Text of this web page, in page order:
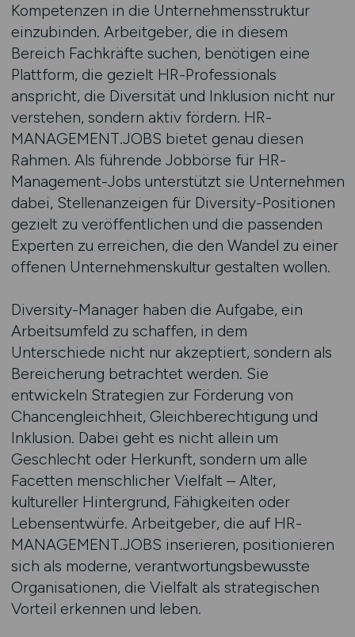
Kompetenzen in die Unternehmensstruktur
einzubinden. Arbeitgeber, die in diesem
Bereich Fachkräfte suchen, benötigen eine
Plattform, die gezielt HR-Professionals
anspricht, die Diversität und Inklusion nicht nur
verstehen, sondern aktiv fördern. HR-
MANAGEMENT.JOBS bietet genau diesen
Rahmen. Als führende Jobbörse für HR-
Management-Jobs unterstützt sie Unternehmen
dabei, Stellenanzeigen für Diversity-Positionen
gezielt zu veröffentlichen und die passenden
Experten zu erreichen, die den Wandel zu einer
offenen Unternehmenskultur gestalten wollen.
Diversity-Manager haben die Aufgabe, ein
Arbeitsumfeld zu schaffen, in dem
Unterschiede nicht nur akzeptiert, sondern als
Bereicherung betrachtet werden. Sie
entwickeln Strategien zur Förderung von
Chancengleichheit, Gleichberechtigung und
Inklusion. Dabei geht es nicht allein um
Geschlecht oder Herkunft, sondern um alle
Facetten menschlicher Vielfalt – Alter,
kultureller Hintergrund, Fähigkeiten oder
Lebensentwürfe. Arbeitgeber, die auf HR-
MANAGEMENT.JOBS inserieren, positionieren
sich als moderne, verantwortungsbewusste
Organisationen, die Vielfalt als strategischen
Vorteil erkennen und leben.